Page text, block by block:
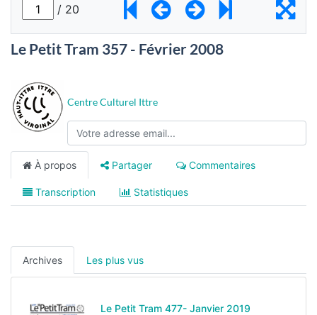
Le Petit Tram 357 - Février 2008
Centre Culturel Ittre
À propos Partager Commentaires
Transcription Statistiques
Archives Les plus vus
Le Petit Tram 477- Janvier 2019